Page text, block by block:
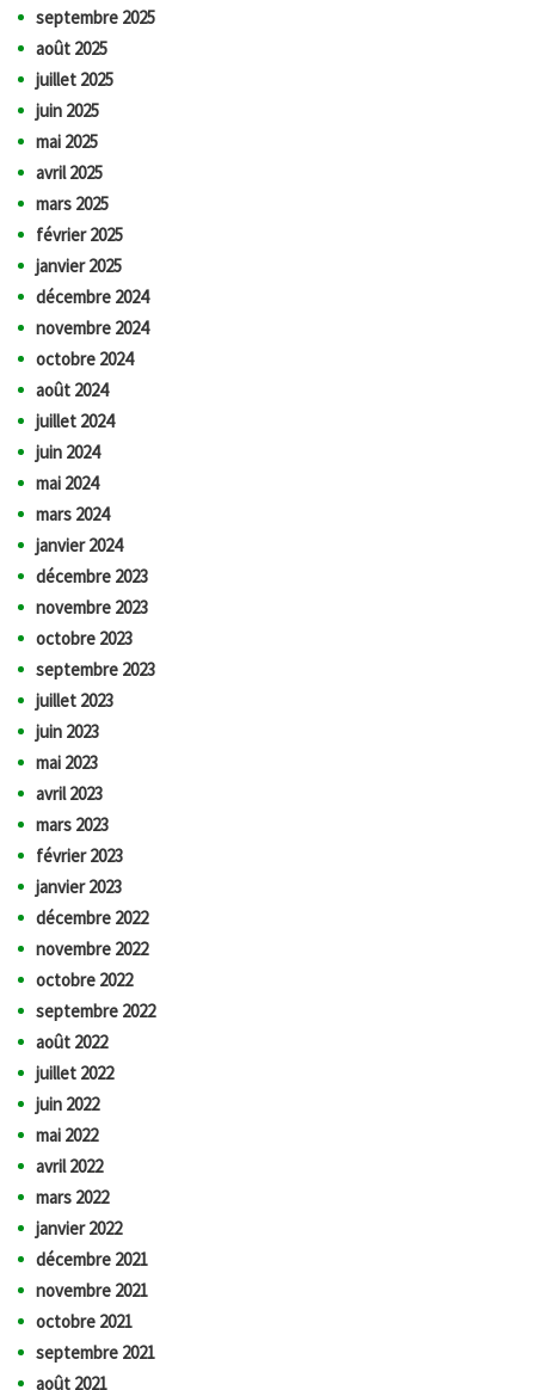
septembre 2025
août 2025
juillet 2025
juin 2025
mai 2025
avril 2025
mars 2025
février 2025
janvier 2025
décembre 2024
novembre 2024
octobre 2024
août 2024
juillet 2024
juin 2024
mai 2024
mars 2024
janvier 2024
décembre 2023
novembre 2023
octobre 2023
septembre 2023
juillet 2023
juin 2023
mai 2023
avril 2023
mars 2023
février 2023
janvier 2023
décembre 2022
novembre 2022
octobre 2022
septembre 2022
août 2022
juillet 2022
juin 2022
mai 2022
avril 2022
mars 2022
janvier 2022
décembre 2021
novembre 2021
octobre 2021
septembre 2021
août 2021